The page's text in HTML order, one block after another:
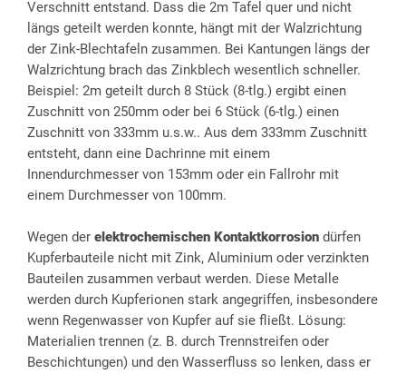
Verschnitt entstand. Dass die 2m Tafel quer und nicht
längs geteilt werden konnte, hängt mit der Walzrichtung
der Zink-Blechtafeln zusammen. Bei Kantungen längs der
Walzrichtung brach das Zinkblech wesentlich schneller.
Beispiel: 2m geteilt durch 8 Stück (8-tlg.) ergibt einen
Zuschnitt von 250mm oder bei 6 Stück (6-tlg.) einen
Zuschnitt von 333mm u.s.w.. Aus dem 333mm Zuschnitt
entsteht, dann eine Dachrinne mit einem
Innendurchmesser von 153mm oder ein Fallrohr mit
einem Durchmesser von 100mm.
Wegen der elektrochemischen Kontaktkorrosion dürfen
Kupferbauteile nicht mit Zink, Aluminium oder verzinkten
Bauteilen zusammen verbaut werden. Diese Metalle
werden durch Kupferionen stark angegriffen, insbesondere
wenn Regenwasser von Kupfer auf sie fließt. Lösung:
Materialien trennen (z. B. durch Trennstreifen oder
Beschichtungen) und den Wasserfluss so lenken, dass er